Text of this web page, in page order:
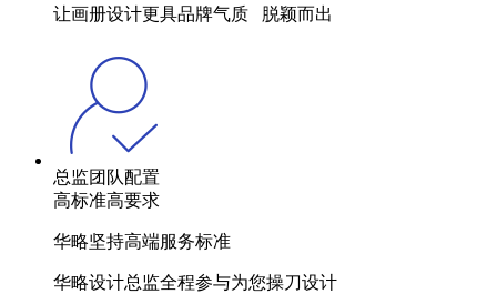
让画册设计更具品牌气质 脱颖而出
总监团队配置
高标准高要求
华略坚持高端服务标准
华略设计总监全程参与为您操刀设计